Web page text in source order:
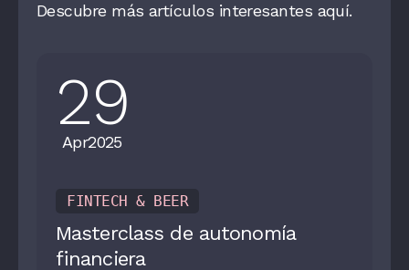
Descubre más artículos interesantes aquí.
29
Apr2025
FINTECH & BEER
Masterclass de autonomía
financiera